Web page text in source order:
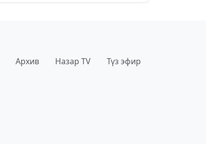
Архив Назар TV Түз эфир